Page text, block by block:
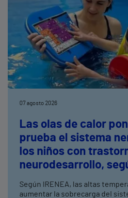
07 agosto 2026
Las olas de calor
prueba el sistema
los niños con
neurodesarrollo,
neurorrehabilitación
Según IRENEA, las altas
aumentar la sobrecarga del